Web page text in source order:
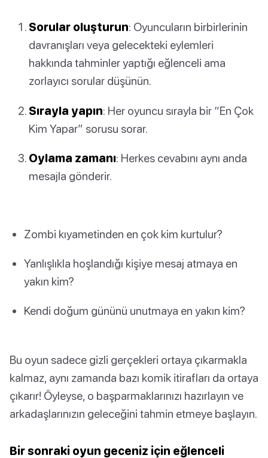
Sorular oluşturun: Oyuncuların birbirlerinin
davranışları veya gelecekteki eylemleri
hakkında tahminler yaptığı eğlenceli ama
zorlayıcı sorular düşünün.
Sırayla yapın: Her oyuncu sırayla bir “En Çok
Kim Yapar” sorusu sorar.
Oylama zamanı: Herkes cevabını aynı anda
mesajla gönderir.
Zombi kıyametinden en çok kim kurtulur?
Yanlışlıkla hoşlandığı kişiye mesaj atmaya en
yakın kim?
Kendi doğum gününü unutmaya en yakın kim?
Bu oyun sadece gizli gerçekleri ortaya çıkarmakla
kalmaz, aynı zamanda bazı komik itirafları da ortaya
çıkarır! Öyleyse, o başparmaklarınızı hazırlayın ve
arkadaşlarınızın geleceğini tahmin etmeye başlayın.
Bir sonraki oyun geceniz için eğlenceli